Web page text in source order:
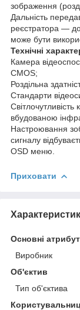
зображення
Дальність
реєстратора —
може бути
Технічні
Камера
CMOS;
Роздільна
Стандарти
вбудованою
Настроювання
сигналу
OSD меню.
Приховати
Основні
Виробник
Об'єктив
Тип об'єктива